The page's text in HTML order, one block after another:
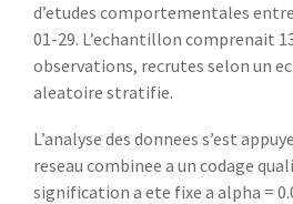
d’etudes comportementales
01-29. L’echantillon comprenait
observations, recrutes selon un
aleatoire stratifie.
L’analyse des donnees s’est
reseau combinee a un codage
signification a ete fixe a alpha =